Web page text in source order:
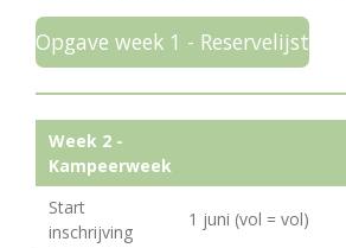
Opgave week 1 - Reservelijst
Week 2 -
Kampeerweek
Start
inschrijving
1 juni (vol = vol)